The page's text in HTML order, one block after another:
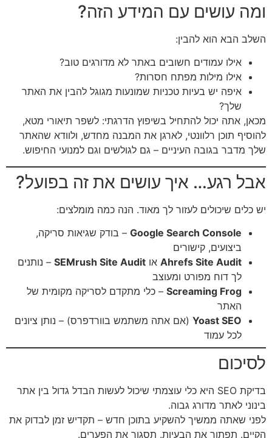
ומה עושים עם המידע הזה?
השלב הבא הוא להבין:
אילו עמודים חשובים באתר לא מדורגים טוב?
אילו מילות מפתח חסרות?
איפה יש בעיות טכניות שמונעות מגוגל להבין את האתר
שלך?
מכאן, אתה יכול להתחיל בשיפוץ הדרגתי: לשפר תיאורי מטא,
להוסיף תוכן רלוונטי, לארגן את המבנה מחדש, ולוודא שהאתר
שלך מדבר בגובה העיניים – גם לגולשים וגם למנועי החיפוש.
אבל רגע… איך עושים את זה בפועל?
יש כלים שיכולים לעזור לך מאוד. הנה כמה מומלצים:
Google Search Console – בודק שגיאות סריקה,
ביצועים, קישורים
Ahrefs Site Audit או SEMrush Site Audit – נותנים
לך דוח מפורט ומעוצב
Screaming Frog – כלי מתקדם לסריקה מקומית של
האתר
Yoast SEO (אם אתה משתמש בוורדפרס) – נותן ציונים
לכל עמוד
לסיכום
בדיקת SEO היא כלי עוצמתי שיכול לעשות הבדל גדול בין אתר
בינוני לאתר מדורג גבוה.
לפני שאתה ממשיך להשקיע בתוכן חדש – תקדיש זמן לבדוק את
הקיים. תפתור את הבעיות. תסגור את הפערים.